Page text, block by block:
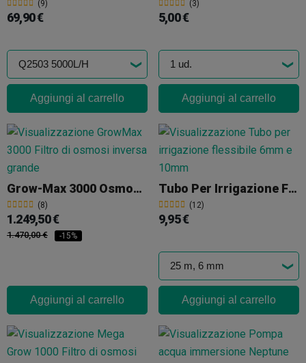
(9)
69,90 €
Aggiungi al carrello
(3)
5,00 €
Aggiungi al carrello
Grow-Max 3000 Osmosi Inversa
(8)
1.249,50 €
1.470,00 € -15%
Aggiungi al carrello
Tubo Per Irrigazione Flessibile Da 6mm E 10mm
(12)
9,95 €
Aggiungi al carrello